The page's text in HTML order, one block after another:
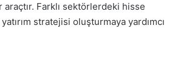
Farklı sektörlerdeki hisse
stratejisi oluşturmaya yardımcı